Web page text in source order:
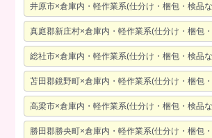
井原市×倉庫内・軽作業系(仕分け・梱包・検品
真庭郡新庄村×倉庫内・軽作業系(仕分け・梱包
総社市×倉庫内・軽作業系(仕分け・梱包・検品
苫田郡鏡野町×倉庫内・軽作業系(仕分け・梱包
高梁市×倉庫内・軽作業系(仕分け・梱包・検品
勝田郡勝央町×倉庫内・軽作業系(仕分け・梱包